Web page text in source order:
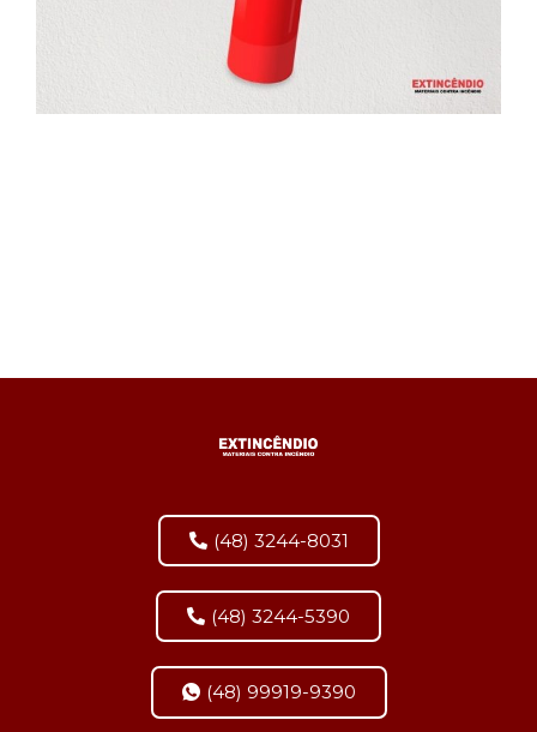
(48) 3244-8031
(48) 3244-5390
(48) 99919-9390